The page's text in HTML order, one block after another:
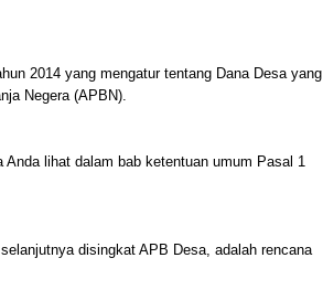
2014 yang mengatur tentang Dana Desa yang
Negera (APBN).
Anda lihat dalam bab ketentuan umum Pasal 1
disingkat APB Desa, adalah rencana